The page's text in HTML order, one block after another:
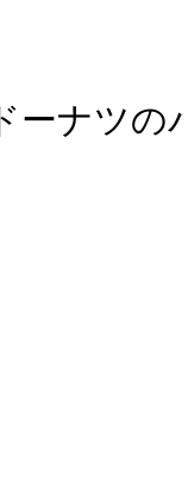
ーナツの